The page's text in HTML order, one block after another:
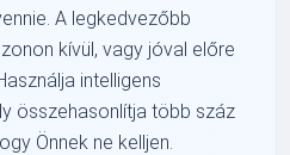
A legkedvezőbb
kívül, vagy jóval előre
intelligens
összehasonlítja több száz
Önnek ne kelljen.